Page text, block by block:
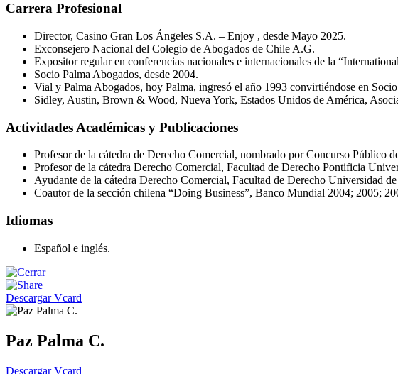
Carrera Profesional
Director, Casino Gran Los Ángeles S.A. – Enjoy , desde Mayo 2025.
Exconsejero Nacional del Colegio de Abogados de Chile A.G.
Expositor regular en conferencias nacionales e internacionales de la
Socio Palma Abogados, desde 2004.
Vial y Palma Abogados, hoy Palma, ingresó el año 1993 convirtiéndose en
Sidley, Austin, Brown & Wood, Nueva York, Estados Unidos de América,
Actividades Académicas y Publicaciones
Profesor de la cátedra de Derecho Comercial, nombrado por Concurso Público
Profesor de la cátedra Derecho Comercial, Facultad de Derecho Pontificia
Ayudante de la cátedra Derecho Comercial, Facultad de Derecho Universidad
Coautor de la sección chilena “Doing Business”, Banco Mundial 2004; 2005;
Idiomas
Español e inglés.
Descargar Vcard
Paz Palma C.
Descargar Vcard